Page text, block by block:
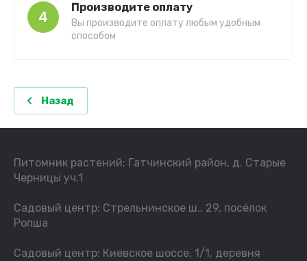
4
Производите оплату
Вы производите оплату любым удобным
способом
Назад
Питомник растений: Гатчинский район, д. Старые
Черницы уч.1
Садовый центр: Стрельнинское ш., 29, посёлок
Ропша
Садовый центр: Киевское шоссе, 1/1, деревня